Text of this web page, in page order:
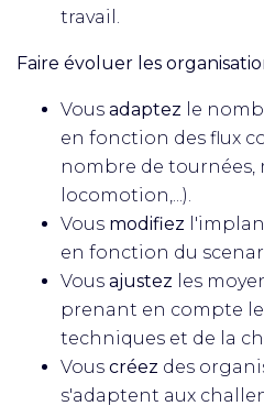
travail.
Faire évoluer les
Vous adaptez le
en fonction des flux
nombre de tournées,
locomotion,...).
Vous modifiez
en fonction du
Vous ajustez les
prenant en compte
techniques et de la
Vous créez des
s'adaptent aux